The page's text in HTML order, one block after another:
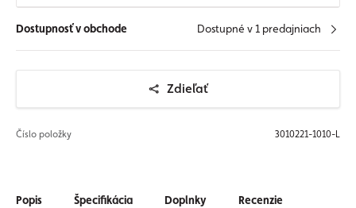
Dostupnosť v obchode Dostupné v 1 predajniach
Zdieľať
Číslo položky 3010221-1010-L
Popis Špecifikácia Doplnky Recenzie